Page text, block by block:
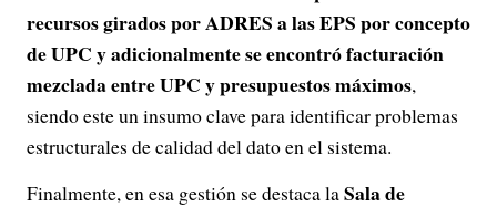
recursos girados por ADRES a las EPS por concepto
de UPC y adicionalmente se encontró facturación
mezclada entre UPC y presupuestos máximos,
siendo este un insumo clave para identificar problemas
estructurales de calidad del dato en el sistema.
Finalmente, en esa gestión se destaca laSala de